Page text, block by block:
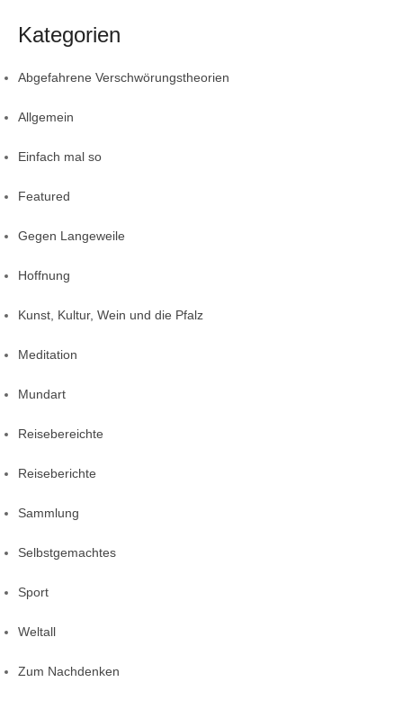
Kategorien
Abgefahrene Verschwörungstheorien
Allgemein
Einfach mal so
Featured
Gegen Langeweile
Hoffnung
Kunst, Kultur, Wein und die Pfalz
Meditation
Mundart
Reisebereichte
Reiseberichte
Sammlung
Selbstgemachtes
Sport
Weltall
Zum Nachdenken